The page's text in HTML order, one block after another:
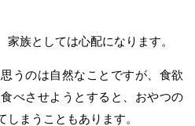
族としては心配になります。
うのは自然なことですが、食欲
べさせようとすると、おやつの
まうこともあります。